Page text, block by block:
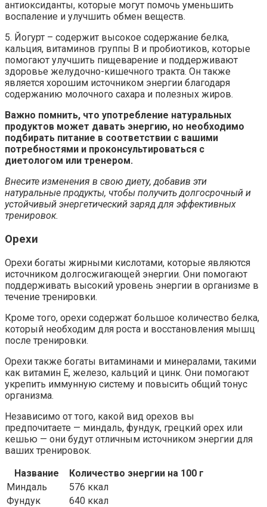
антиоксиданты, которые могут помочь уменьшить
воспаление и улучшить обмен веществ.
5. Йогурт – содержит высокое содержание белка,
кальция, витаминов группы B и пробиотиков, которые
помогают улучшить пищеварение и поддерживают
здоровье желудочно-кишечного тракта. Он также
является хорошим источником энергии благодаря
содержанию молочного сахара и полезных жиров.
Важно помнить, что употребление натуральных
продуктов может давать энергию, но необходимо
подбирать питание в соответствии с вашими
потребностями и проконсультироваться с
диетологом или тренером.
Внесите изменения в свою диету, добавив эти
натуральные продукты, чтобы получить долгосрочный и
устойчивый энергетический заряд для эффективных
тренировок.
Орехи
Орехи богаты жирными кислотами, которые являются
источником долгосжигающей энергии. Они помогают
поддерживать высокий уровень энергии в организме в
течение тренировки.
Кроме того, орехи содержат большое количество белка,
который необходим для роста и восстановления мышц
после тренировки.
Орехи также богаты витаминами и минералами, такими
как витамин Е, железо, кальций и цинк. Они помогают
укрепить иммунную систему и повысить общий тонус
организма.
Независимо от того, какой вид орехов вы
предпочитаете — миндаль, фундук, грецкий орех или
кешью — они будут отличным источником энергии для
ваших тренировок.
Название
Количество энергии на 100 г
Миндаль
576 ккал
Фундук
640 ккал